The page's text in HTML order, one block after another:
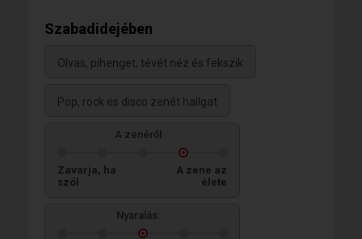
Szabadidejében
Olvas, pihenget, tévét néz és fekszik
Pop, rock és disco zenét hallgat
A zenéről
Zavarja, ha
szól
A zene az
élete
Nyaralás: